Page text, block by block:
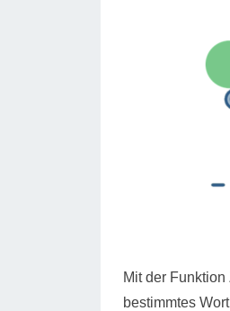
Mit der
bestimmtes